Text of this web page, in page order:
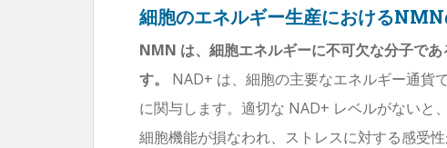
細胞のエネルギー生産における
NMN は、細胞エネルギーに不可欠な分子で
す。
NAD+ は、細胞の主要なエネルギー通貨
に関与します。適切な NAD+ レベルがないと
細胞機能が損なわれ、ストレスに対する感受